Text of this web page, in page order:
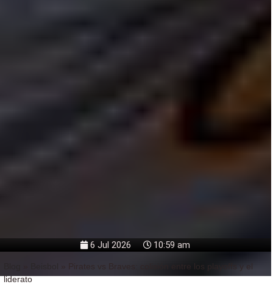
6 Jul 2026 10:59 am
» Pirates vs Braves: colisión entre los playoffs y el
liderato